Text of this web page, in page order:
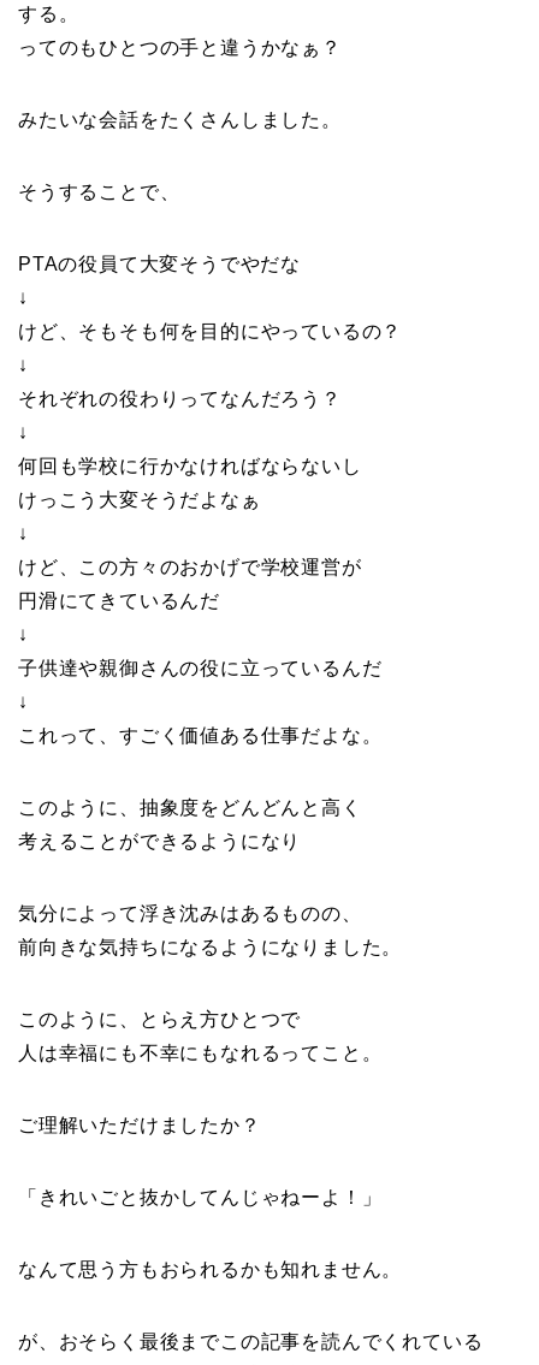
する。
ってのもひとつの手と違うかなぁ？
みたいな会話をたくさんしました。
そうすることで、
PTAの役員て大変そうでやだな
↓
けど、そもそも何を目的にやっているの？
↓
それぞれの役わりってなんだろう？
↓
何回も学校に行かなければならないし
けっこう大変そうだよなぁ
↓
けど、この方々のおかげで学校運営が
円滑にてきているんだ
↓
子供達や親御さんの役に立っているんだ
↓
これって、すごく価値ある仕事だよな。
このように、抽象度をどんどんと高く
考えることができるようになり
気分によって浮き沈みはあるものの、
前向きな気持ちになるようになりました。
このように、とらえ方ひとつで
人は幸福にも不幸にもなれるってこと。
ご理解いただけましたか？
「きれいごと抜かしてんじゃねーよ！」
なんて思う方もおられるかも知れません。
が、おそらく最後までこの記事を読んでくれている